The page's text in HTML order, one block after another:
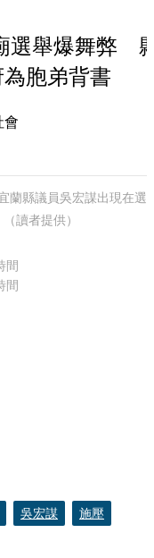
選舉爆舞弊
胞弟背書
會
蘭縣議員吳宏謀出現在選
讀者提供）
間
間
吳宏謀 施壓